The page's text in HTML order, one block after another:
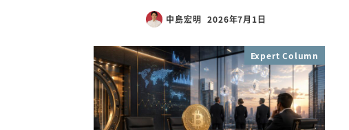
中島宏明 2026年7月1日
Expert Column